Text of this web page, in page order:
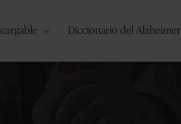
Diccionario del Alzheimer